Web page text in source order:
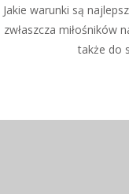
Jakie warunki są
zwłaszcza miłośników
także do